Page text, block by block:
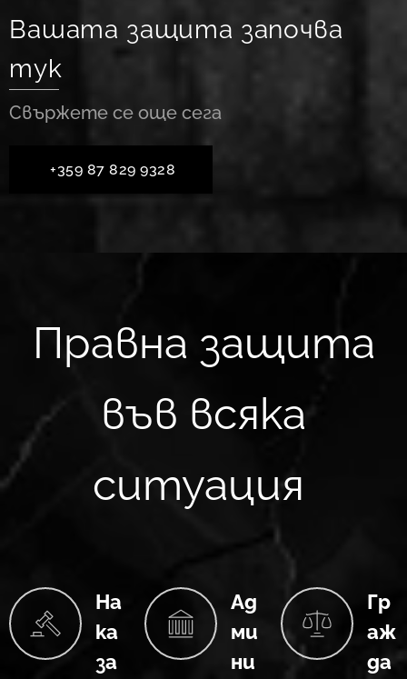
Вашата защита започва
тук
Свържете се още сега
+359 87 829 9328
Правна защита
във всяка
ситуация
На
ка
за
Ад
ми
ни
Гр
аж
да